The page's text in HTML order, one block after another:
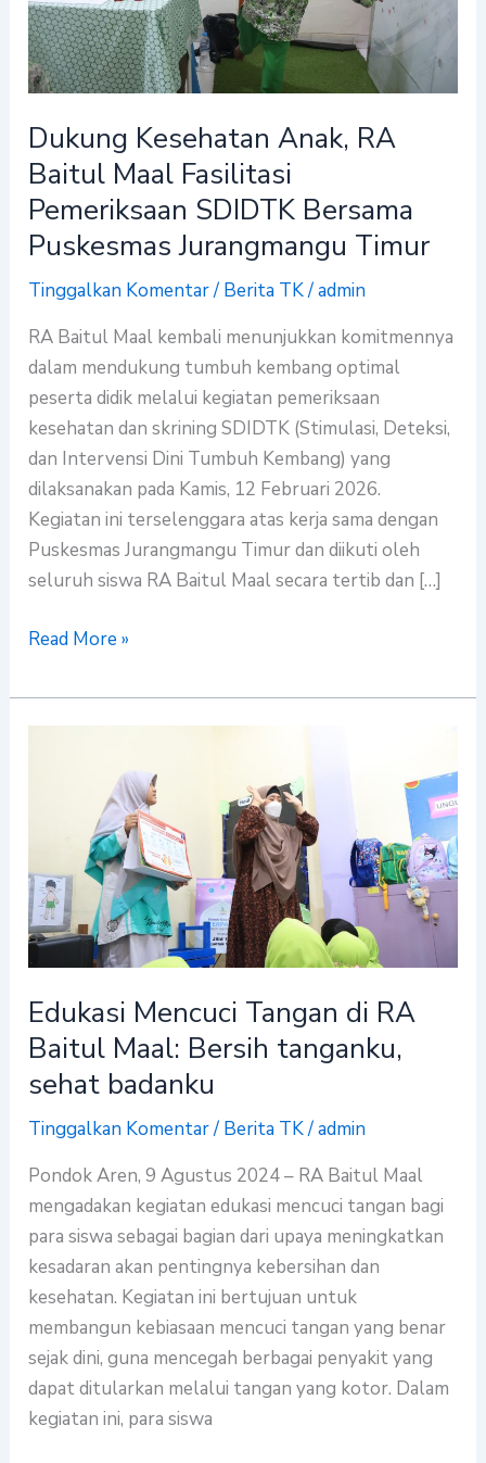
Dukung Kesehatan Anak, RA
Baitul Maal Fasilitasi
Pemeriksaan SDIDTK Bersama
Puskesmas Jurangmangu Timur
Tinggalkan Komentar/ Berita TK/admin
RA Baitul Maal kembali menunjukkan komitmennya
dalam mendukung tumbuh kembang optimal
peserta didik melalui kegiatan pemeriksaan
kesehatan dan skrining SDIDTK (Stimulasi, Deteksi,
dan Intervensi Dini Tumbuh Kembang) yang
dilaksanakan pada Kamis, 12 Februari 2026.
Kegiatan ini terselenggara atas kerja sama dengan
Puskesmas Jurangmangu Timur dan diikuti oleh
seluruh siswa RA Baitul Maal secara tertib dan […]
Maal
Fasilitasi
Pemeriksaan
Bersama
Puskesmas
Jurangmangu
Timur
Read More »
Edukasi Mencuci Tangan di RA
Baitul Maal: Bersih tanganku,
sehat badanku
Tinggalkan Komentar/ Berita TK/admin
Pondok Aren, 9 Agustus 2024 – RA Baitul Maal
mengadakan kegiatan edukasi mencuci tangan bagi
para siswa sebagai bagian dari upaya meningkatkan
kesadaran akan pentingnya kebersihan dan
kesehatan. Kegiatan ini bertujuan untuk
membangun kebiasaan mencuci tangan yang benar
sejak dini, guna mencegah berbagai penyakit yang
dapat ditularkan melalui tangan yang kotor. Dalam
kegiatan ini, para siswa
Baitul
Maal:
Bersih
sehat
badanku